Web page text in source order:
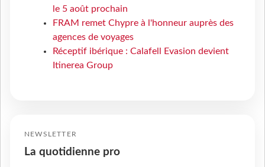
le 5 août prochain
FRAM remet Chypre à l'honneur auprès des
agences de voyages
Réceptif ibérique : Calafell Evasion devient
Itinerea Group
NEWSLETTER
La quotidienne pro